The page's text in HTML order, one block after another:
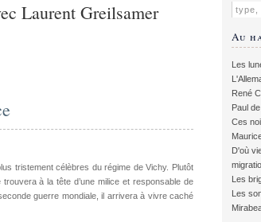
Laurent Greilsamer
tristement célèbres du régime de Vichy. Plutôt
à la tête d’une milice et responsable de
guerre mondiale, il arrivera à vivre caché
Au
Les
René
Paul
Ces
D'où
Les
Les